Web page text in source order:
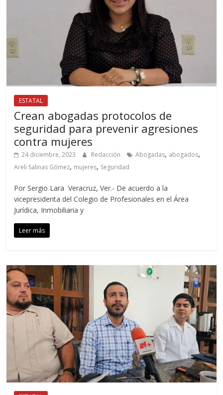
ESTATAL
Crean abogadas protocolos de
seguridad para prevenir agresiones
contra mujeres
24 diciembre, 2023 Redacción Abogadas, abogados,
Areli Salinas Gómez, mujeres, Seguridad
Por Sergio Lara Veracruz, Ver.- De acuerdo a la
vicepresidenta del Colegio de Profesionales en el Área
Jurídica, Inmobiliaria y
Leer más